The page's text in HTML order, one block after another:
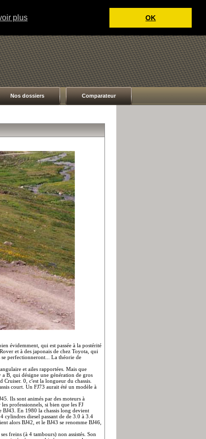
plus OK
Nos dossiers Comparateur
évidemment, qui est passée à la postérité
et à des japonais de chez Toyota, qui
se perfectionneront... La théorie de
et ailes rapportées. Mais que
B, qui désigne une génération de gros
Cruiser. 0, c'est la longueur du chassis.
court. Un FJ73 aurait été un modèle à
Ils sont animés par des moteurs à
professionnels, si bien que les FJ
BJ43. En 1980 la chassis long devient
cylindres diesel passant de de 3.0 à 3.4
alors BJ42, et le BJ43 se renomme BJ46,
freins (à 4 tambours) non assistés. Son